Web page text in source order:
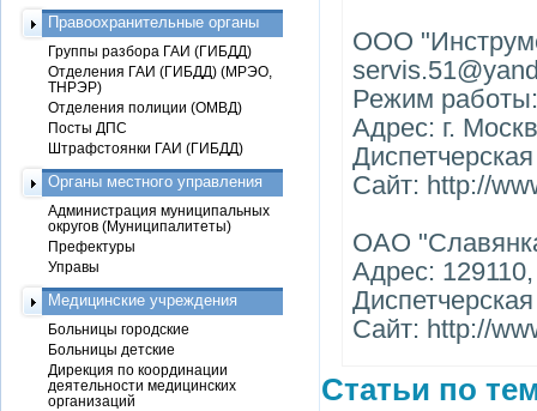
ООО
Режим
Адрес: г.
Сайт: http://
ОАО
Адрес:
Сайт: http://
Статьи по
Правоохранительные органы
Группы разбора ГАИ (ГИБДД)
Отделения ГАИ (ГИБДД) (МРЭО,
ТНРЭР)
Отделения полиции (ОМВД)
Посты ДПС
Штрафстоянки ГАИ (ГИБДД)
Органы местного управления
Администрация муниципальных
округов (Муниципалитеты)
Префектуры
Управы
Медицинские учреждения
Больницы городские
Больницы детские
Дирекция по координации
деятельности медицинских
организаций